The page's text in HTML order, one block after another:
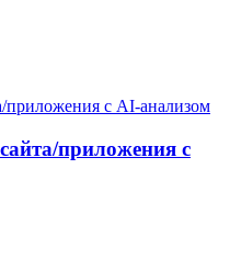
приложения с